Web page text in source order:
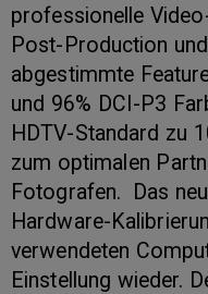
professionelle
Post-Production
abgestimmte
und 96% DCI-P3
HDTV-Standard zu
zum optimalen
Fotografen. Das
Hardware-
verwendeten
Einstellung wieder.